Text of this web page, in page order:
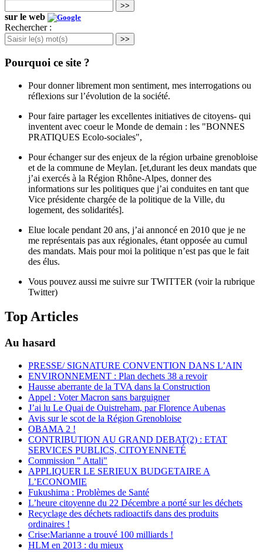
>>
sur le web
Rechercher :
>>
Pourquoi ce site ?
Pour donner librement mon sentiment, mes interrogations ou
réflexions sur l’évolution de la société.
Pour faire partager les excellentes initiatives de citoyens- qui
inventent avec coeur le Monde de demain : les "BONNES
PRATIQUES Ecolo-sociales",
Pour échanger sur des enjeux de la région urbaine grenobloise
et de la commune de Meylan. [et,durant les deux mandats que
j’ai exercés à la Région Rhône-Alpes, donner des
informations sur les politiques que j’ai conduites en tant que
Vice présidente chargée de la politique de la Ville, du
logement, des solidarités].
Elue locale pendant 20 ans, j’ai annoncé en 2010 que je ne
me représentais pas aux régionales, étant opposée au cumul
des mandats. Mais pour moi la politique n’est pas que le fait
des élus.
Vous pouvez aussi me suivre sur TWITTER (voir la rubrique
Twitter)
Top Articles
Au hasard
PRESSE/ SIGNATURE CONVENTION DANS L’AIN
ENVIRONNEMENT : Plan dechets 38 a revoir
Hausse aberrante de la TVA dans la Construction
Appel : Voter Macron sans barguigner
J’ai lu Le Quai de Ouistreham, par Florence Aubenas
Avis sur le scot de la Région Grenobloise
OBAMA 2 !
CONTRIBUTION AU GRAND DEBAT(2) : ETAT
SERVICES PUBLICS, CITOYENNETÉ
Commission " Attali"
APPLIQUER LE SERIEUX BUDGETAIRE A
L’ECONOMIE
Fukushima : Problèmes de Santé
L’heure citoyenne du 22 Décembre a porté sur les déchets
Recyclage des déchets radioactifs dans des produits
ordinaires !
Crise:Marianne a trouvé 100 milliards !
HLM en 2013 : du mieux